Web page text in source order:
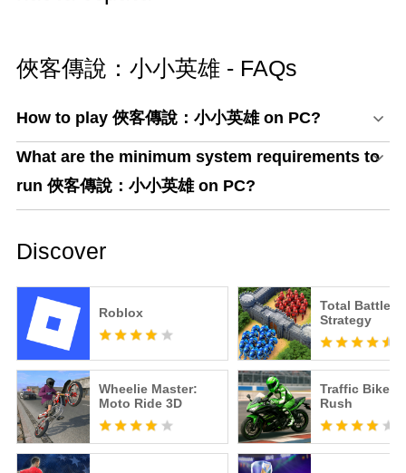
俠客傳說：小小英雄 - FAQs
How to play 俠客傳說：小小英雄 on PC?
What are the minimum system requirements to
run 俠客傳說：小小英雄 on PC?
Discover
Roblox
Total Battle:
Strategy
Wheelie Master:
Moto Ride 3D
Traffic Bike
Rush